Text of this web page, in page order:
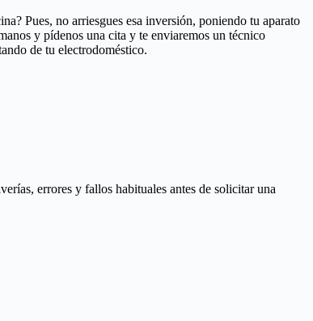
Pues, no arriesgues esa inversión, poniendo tu aparato
y pídenos una cita y te enviaremos un técnico
de tu electrodoméstico.
errores y fallos habituales antes de solicitar una